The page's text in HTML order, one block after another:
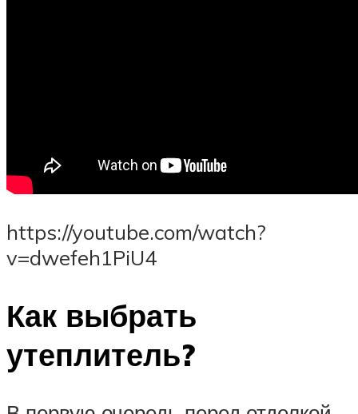
https://youtube.com/watch?
v=dwefeh1PiU4
Как выбрать
утеплитель?